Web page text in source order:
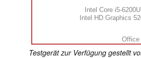
Intel Core i5-6200U
Intel HD Graphics
Office
Testgerät zur Verfügung gestellt